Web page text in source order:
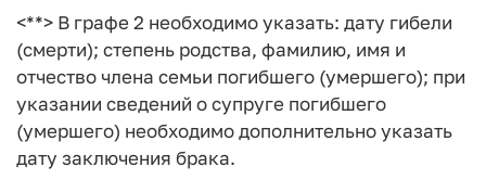
<**> В графе 2 необходимо указать: дату гибели
(смерти); степень родства, фамилию, имя и
отчество члена семьи погибшего (умершего); при
указании сведений о супруге погибшего
(умершего) необходимо дополнительно указать
дату заключения брака.